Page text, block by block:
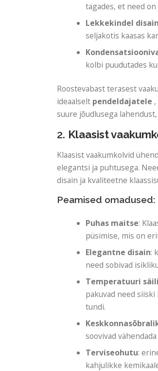
tagades, et need
Lekkekindel disain
seljakotis kaasas
kolbi puudutades
Roostevabast terasest
ideaalselt pendeldajatele ,
suure jõudlusega
2. Klaasist
Klaasist vaakumkolvid
elegantsi ja puhtusega.
disain ja kvaliteetne
Peamised omadused:
Puhas maitse:
püsimise, mis on
Elegantne disain:
need sobivad
Temperatuuri
pakuvad need
tundi.
soovivad
Terviseohutu:
kahjulikke